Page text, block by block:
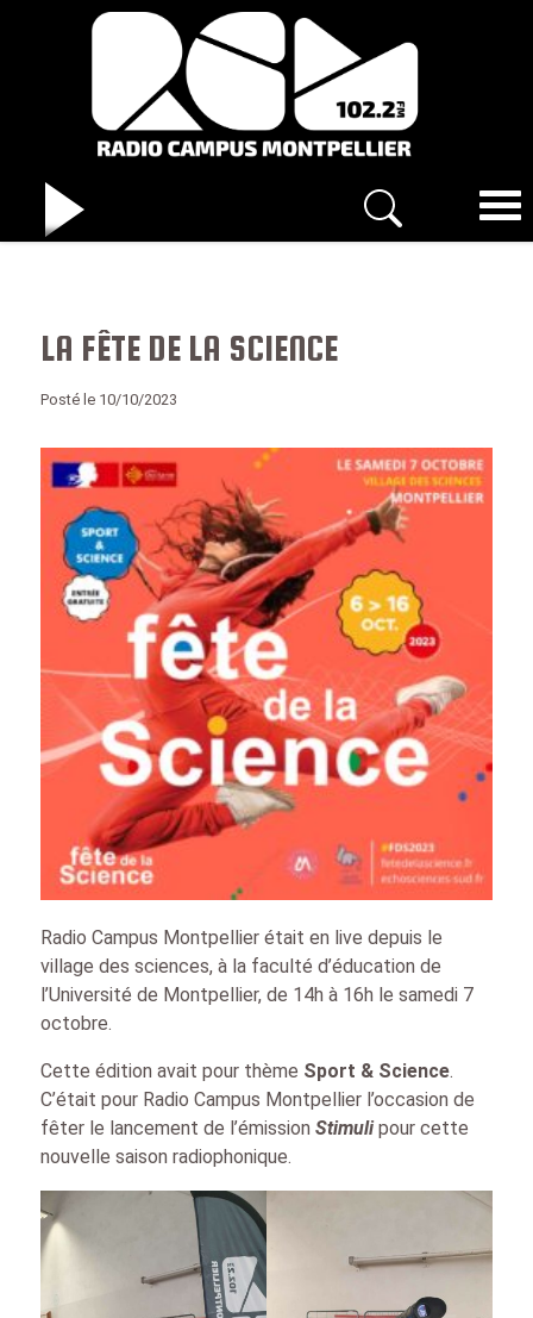
LA FÊTE DE LA SCIENCE
Posté le 10/10/2023
Radio Campus Montpellier était en live depuis le
village des sciences, à la faculté d’éducation de
l’Université de Montpellier, de 14h à 16h le samedi 7
octobre.
Cette édition avait pour thème Sport & Science.
C’était pour Radio Campus Montpellier l’occasion de
fêter le lancement de l’émission Stimulipour cette
nouvelle saison radiophonique.